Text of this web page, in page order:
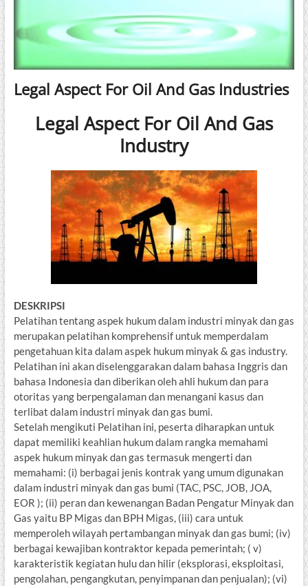
Legal Aspect For Oil And Gas Industries
Legal Aspect For Oil And Gas
Industry
DESKRIPSI
Pelatihan tentang aspek hukum dalam industri minyak dan gas
merupakan pelatihan komprehensif untuk memperdalam
pengetahuan kita dalam aspek hukum minyak & gas industry.
Pelatihan ini akan diselenggarakan dalam bahasa Inggris dan
bahasa Indonesia dan diberikan oleh ahli hukum dan para
otoritas yang berpengalaman dan menangani kasus dan
terlibat dalam industri minyak dan gas bumi.
Setelah mengikuti Pelatihan ini, peserta diharapkan untuk
dapat memiliki keahlian hukum dalam rangka memahami
aspek hukum minyak dan gas termasuk mengerti dan
memahami: (i) berbagai jenis kontrak yang umum digunakan
dalam industri minyak dan gas bumi (TAC, PSC, JOB, JOA,
EOR ); (ii) peran dan kewenangan Badan Pengatur Minyak dan
Gas yaitu BP Migas dan BPH Migas, (iii) cara untuk
memperoleh wilayah pertambangan minyak dan gas bumi; (iv)
berbagai kewajiban kontraktor kepada pemerintah; ( v)
karakteristik kegiatan hulu dan hilir (eksplorasi, eksploitasi,
pengolahan, pengangkutan, penyimpanan dan penjualan); (vi)